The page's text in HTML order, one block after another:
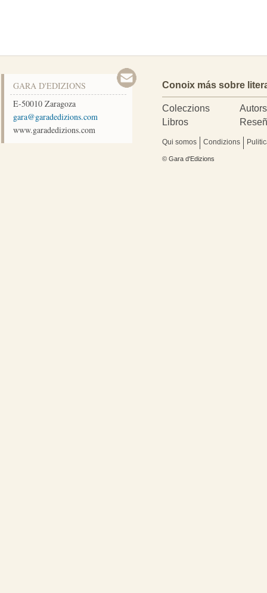
GARA D'EDIZIONS
E-50010 Zaragoza
moc.snoizidedarag@arag
www.garadedizions.com
Conoix más sobre
Coleczions
Autors
Libros
Qui somos Condizions
© Gara d'Edizions